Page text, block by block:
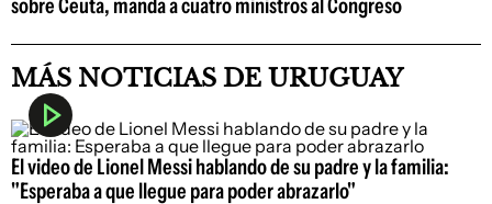
sobre Ceuta, manda a cuatro ministros al Congreso
MÁS NOTICIAS DE URUGUAY
El video de Lionel Messi hablando de su padre y la familia:
"Esperaba a que llegue para poder abrazarlo"